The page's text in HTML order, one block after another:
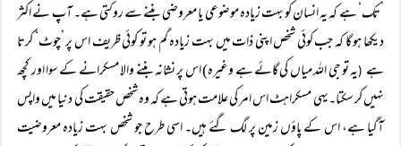
’تک‘ ہے کہ یہ انسان کو بہت زیادہ موضوعی یا معروضی بننے سے روکتی ہے۔ آپ نے اکثر
دیکھا ہو گا کہ جب کوئی شخص اپنی ذات میں بہت زیادہ گم ہو تو کوئی ظریف اس پر ’چوٹ‘ کرتا
ہے (یہ تو جی اللہ میاں کی گائے ہے وغیرہ) اس پر نشانہ بننے والا مسکرانے کے سوا اور کچھ
نہیں کر سکتا۔یہی مسکراہٹ اس امر کی علامت ہوتی ہے کہ وہ شخص حقیقت کی دنیا میں واپس
آگیا ہے، اس کے پاؤں زمین پر لگ گئے ہیں۔ اسی طرح جو شخص بہت زیادہ معروضیت